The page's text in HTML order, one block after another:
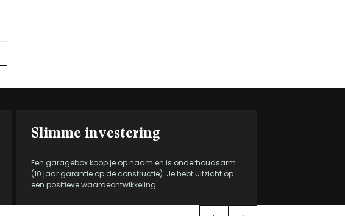
Slimme investering
Een garagebox koop je op naam en is onderhoudsarm
(10 jaar garantie op de constructie). Je hebt uitzicht op
een positieve waardeontwikkeling